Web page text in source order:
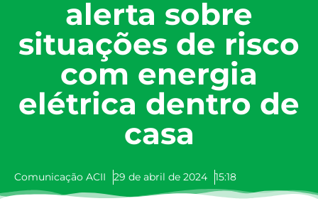
alerta sobre
situações de risco
com energia
elétrica dentro de
casa
Comunicação ACII 29 de abril de 2024 15:18